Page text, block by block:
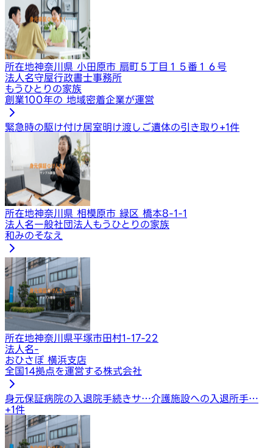
所在地神奈川県 小田原市 扇町５丁目１５番１６号
法人名守屋行政書士事務所
もうひとりの家族
創業100年の 地域密着企業が運営
緊急時の駆け付け居室明け渡し ご遺体の引き取り+1件
所在地神奈川県 相模原市 緑区 橋本8-1-1
法人名一般社団法人もうひとりの家族
和みのそなえ
所在地神奈川県平塚市田村1-17-22
法人名-
おひさぽ 横浜支店
全国14拠点を運営する株式会社
身元保証病院の入退院手続きサ…介護施設への入退所手…
+1件